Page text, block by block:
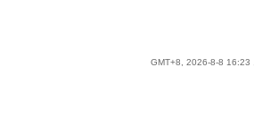
GMT+8, 2026-8-8 16:23